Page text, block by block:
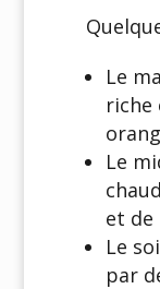
Le
riche
Le
et de
Le
par